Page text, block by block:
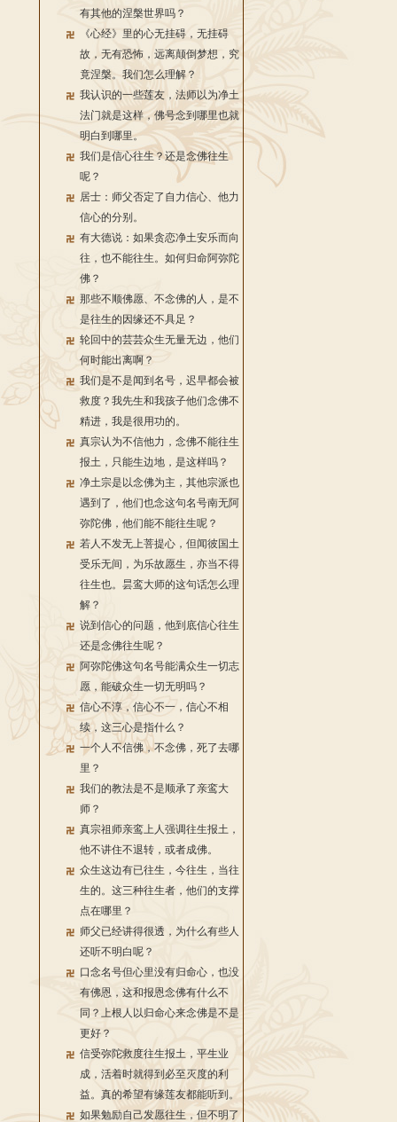
有其他的涅槃世界吗？
《心经》里的心无挂碍，无挂碍
故，无有恐怖，远离颠倒梦想，究
竟涅槃。我们怎么理解？
我认识的一些莲友，法师以为净土
法门就是这样，佛号念到哪里也就
明白到哪里。
我们是信心往生？还是念佛往生
呢？
居士：师父否定了自力信心、他力
信心的分别。
有大德说：如果贪恋净土安乐而向
往，也不能往生。如何归命阿弥陀
佛？
那些不顺佛愿、不念佛的人，是不
是往生的因缘还不具足？
轮回中的芸芸众生无量无边，他们
何时能出离啊？
我们是不是闻到名号，迟早都会被
救度？我先生和我孩子他们念佛不
精进，我是很用功的。
真宗认为不信他力，念佛不能往生
报土，只能生边地，是这样吗？
净土宗是以念佛为主，其他宗派也
遇到了，他们也念这句名号南无阿
弥陀佛，他们能不能往生呢？
若人不发无上菩提心，但闻彼国土
受乐无间，为乐故愿生，亦当不得
往生也。昙鸾大师的这句话怎么理
解？
说到信心的问题，他到底信心往生
还是念佛往生呢？
阿弥陀佛这句名号能满众生一切志
愿，能破众生一切无明吗？
信心不淳，信心不一，信心不相
续，这三心是指什么？
一个人不信佛，不念佛，死了去哪
里？
我们的教法是不是顺承了亲鸾大
师？
真宗祖师亲鸾上人强调往生报土，
他不讲住不退转，或者成佛。
众生这边有已往生，今往生，当往
生的。这三种往生者，他们的支撑
点在哪里？
师父已经讲得很透，为什么有些人
还听不明白呢？
口念名号但心里没有归命心，也没
有佛恩，这和报恩念佛有什么不
同？上根人以归命心来念佛是不是
更好？
信受弥陀救度往生报土，平生业
成，活着时就得到必至灭度的利
益。真的希望有缘莲友都能听到。
如果勉励自己发愿往生，但不明了